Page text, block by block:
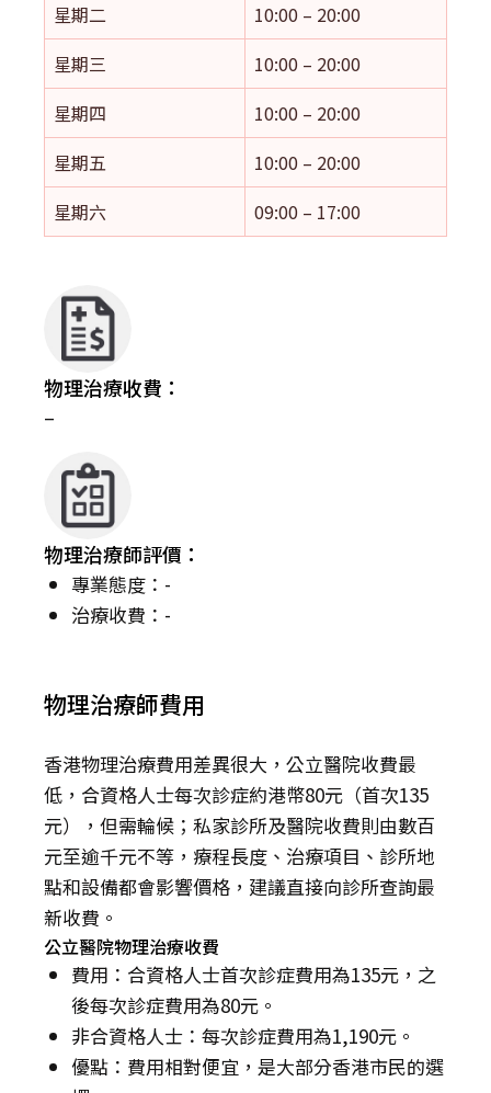
星期二
10:00 – 20:00
星期三
10:00 – 20:00
星期四
10:00 – 20:00
星期五
10:00 – 20:00
星期六
09:00 – 17:00
物理治療收費：
–
物理治療師評價：
專業態度：-
治療收費：-
物理治療師費用
香港物理治療費用差異很大，公立醫院收費最
低，合資格人士每次診症約港幣80元（首次135
元），但需輪候；私家診所及醫院收費則由數百
元至逾千元不等，療程長度、治療項目、診所地
點和設備都會影響價格，建議直接向診所查詢最
新收費。
公立醫院物理治療收費
費用：合資格人士首次診症費用為135元，之
後每次診症費用為80元。
非合資格人士：每次診症費用為1,190元。
優點：費用相對便宜，是大部分香港市民的選